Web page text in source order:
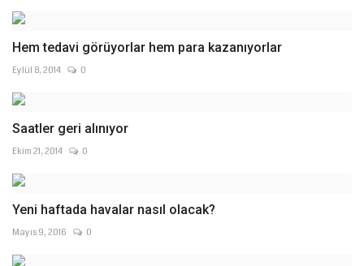
Hem tedavi görüyorlar hem para kazanıyorlar
Eylül 8, 2014 0
Saatler geri alınıyor
Ekim 21, 2014 0
Yeni haftada havalar nasıl olacak?
Mayıs 9, 2016 0